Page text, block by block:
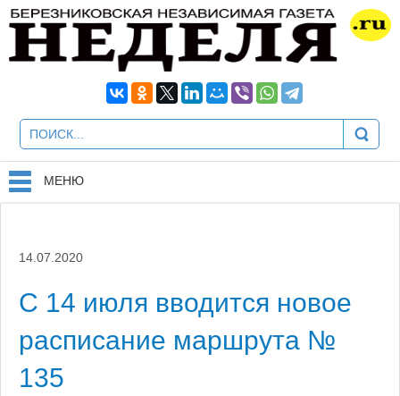
МЕНЮ
14.07.2020
С 14 июля вводится новое
расписание маршрута №
135